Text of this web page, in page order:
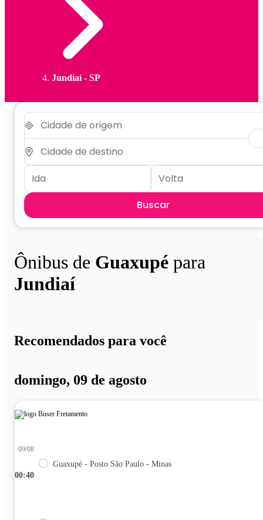
Jundiaí - SP
Buscar
Ônibus de Guaxupé para
Jundiaí
Recomendados para você
domingo, 09 de agosto
00:40
09/08
Guaxupé - Posto São Paulo - Minas